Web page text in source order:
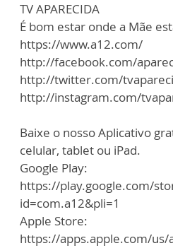
TV APARECIDA
É bom estar onde a Mãe
https://www.a12.com/
http://facebook.com/
http://twitter.com/
http://instagram.com/
Baixe o nosso Aplicativo
celular, tablet ou iPad.
Google Play:
https://play.google.com/
id=com.a12&pli=1
Apple Store:
https://apps.apple.com/